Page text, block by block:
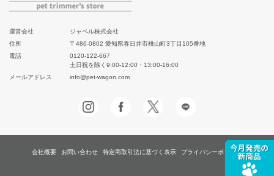
運営会社
ジャペル株式会社
住所
〒486-0802 愛知県春日井市桃山町3丁目105番地
電話
0120-122-667
土日祝を除く9:00-12:00・13:00-16:00
メールアドレス
info@pet-wagon.com
会社概要 お問い合わせ 特定商取引法に基づく表示 プライバシーポリシー